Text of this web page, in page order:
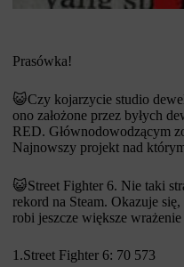
Prasówka!
😺Czy kojarzycie studio
ono założone przez byłych
RED. Głównodowodzącym
Najnowszy projekt nad
😺Street Fighter 6. Nie taki
rekord na Steam. Okazuje
robi jeszcze większe
1.Street Fighter 6: 70 573